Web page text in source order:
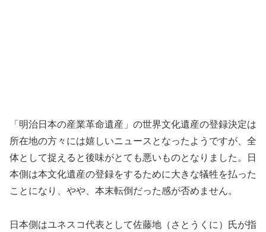
「明治日本の産業革命遺産」の世界文化遺産の登録決定は
所在地の方々には嬉しいニュースとなったようですが、全
体として捉えると後味がとても悪いものとなりました。日
本側は本文化遺産の登録をするために大きな犠牲を払った
ことになり、やや、本末転倒だった感が否めません。
日本側はユネスコ代表として佐藤地（さとうくに）氏が指